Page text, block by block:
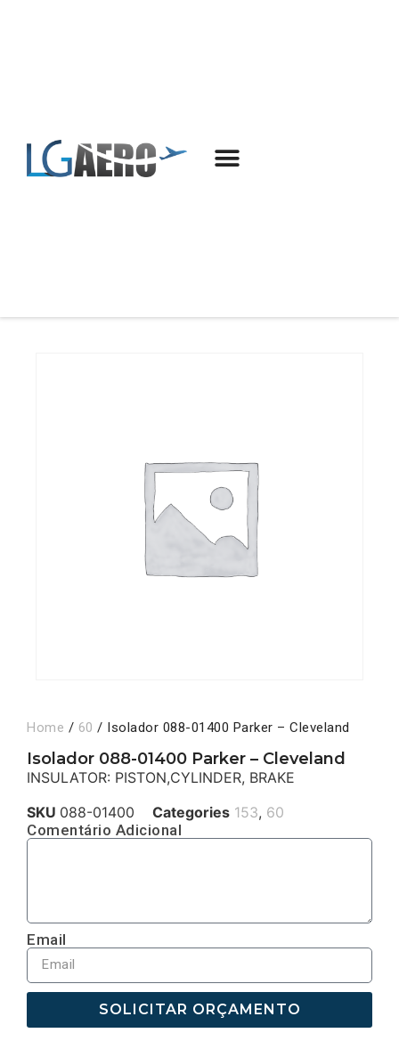
Home / 60 / Isolador 088-01400 Parker – Cleveland
Isolador 088-01400 Parker – Cleveland
INSULATOR: PISTON,CYLINDER, BRAKE
SKU 088-01400 Categories 153, 60
Comentário Adicional
Email
SOLICITAR ORÇAMENTO